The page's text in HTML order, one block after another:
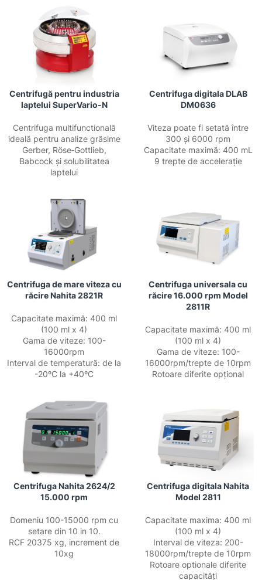
Centrifugă pentru industria
laptelui SuperVario-N
Centrifuga multifunctională
ideală pentru analize grăsime
Gerber, Röse‑Gottlieb,
Babcock și solubilitatea
laptelui
Centrifuga digitala DLAB
DM0636
Viteza poate fi setată între
300 și 6000 rpm
Capacitate maximă: 400 mL
9 trepte de accelerație
Centrifuga de mare viteza cu
răcire Nahita 2821R
Capacitate maximă: 400 ml
(100 ml x 4)
Gama de viteze: 100-
16000rpm
Interval de temperatură: de la
-20ºC la +40ºC
Centrifuga universala cu
răcire 16.000 rpm Model
2811R
Capacitate maximă: 400 ml
(100 ml x 4)
Gama de viteze: 100-
16000rpm/trepte de 10rpm
Rotoare diferite opțional
Centrifuga Nahita 2624/2
15.000 rpm
Domeniu 100-15000 rpm cu
setare din 10 in 10.
RCF 20375 xg, increment de
10xg
Centrifuga digitala Nahita
Model 2811
Capacitate maxima: 400 ml
(100 ml x 4)
Interval de viteza: 200-
18000rpm/trepte de 10rpm
Rotoare optionale diferite
capacități